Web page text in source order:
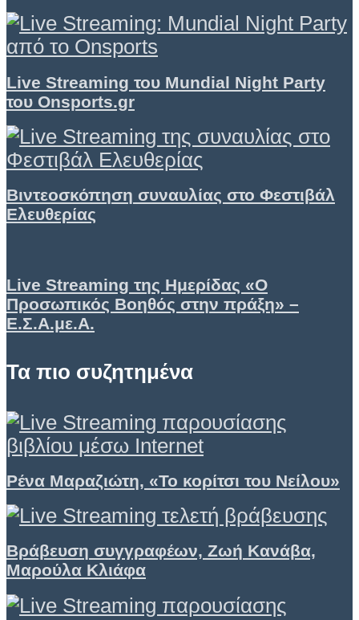
Live Streaming του Mundial Night Party
του Onsports.gr
Βιντεοσκόπηση συναυλίας στο Φεστιβάλ
Ελευθερίας
Live Streaming της Ημερίδας «Ο
Προσωπικός Βοηθός στην πράξη» –
Ε.Σ.Α.με.Α.
Τα πιο συζητημένα
Ρένα Μαραζιώτη, «Το κορίτσι του Νείλου»
Βράβευση συγγραφέων, Ζωή Κανάβα,
Μαρούλα Κλιάφα